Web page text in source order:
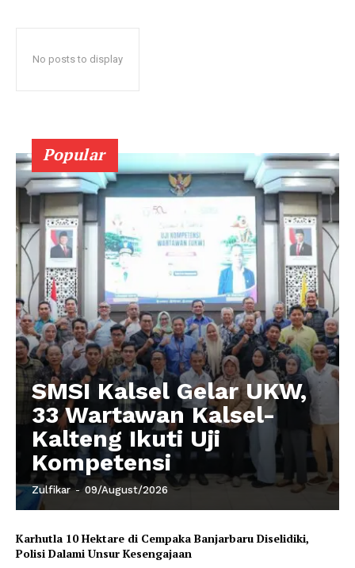
No posts to display
Popular
SMSI Kalsel Gelar UKW,
33 Wartawan Kalsel-
Kalteng Ikuti Uji
Kompetensi
Zulfikar - 09/August/2026
Karhutla 10 Hektare di Cempaka Banjarbaru Diselidiki,
Polisi Dalami Unsur Kesengajaan